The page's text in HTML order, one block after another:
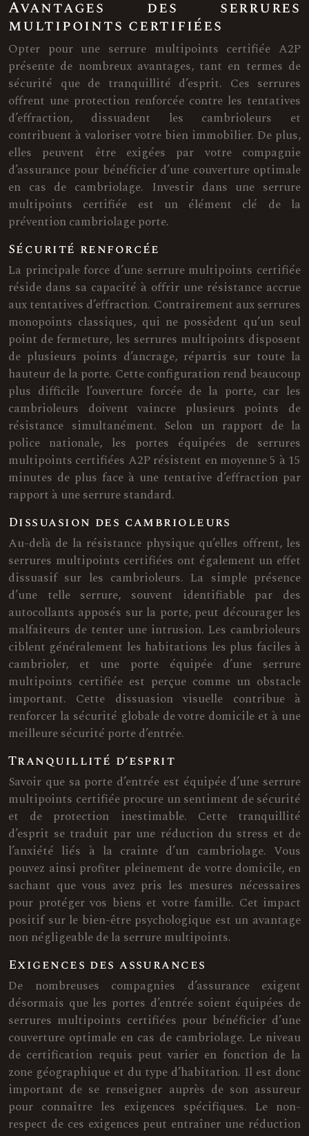
Avantages des serrures
multipoints certifiées
Opter pour une serrure multipoints certifiée A2P
présente de nombreux avantages, tant en termes de
sécurité que de tranquillité d’esprit. Ces serrures
offrent une protection renforcée contre les tentatives
d’effraction, dissuadent les cambrioleurs et
contribuent à valoriser votre bien immobilier. De plus,
elles peuvent être exigées par votre compagnie
d’assurance pour bénéficier d’une couverture optimale
en cas de cambriolage. Investir dans une serrure
multipoints certifiée est un élément clé de la
prévention cambriolage porte.
Sécurité renforcée
La principale force d’une serrure multipoints certifiée
réside dans sa capacité à offrir une résistance accrue
aux tentatives d’effraction. Contrairement aux serrures
monopoints classiques, qui ne possèdent qu’un seul
point de fermeture, les serrures multipoints disposent
de plusieurs points d’ancrage, répartis sur toute la
hauteur de la porte. Cette configuration rend beaucoup
plus difficile l’ouverture forcée de la porte, car les
cambrioleurs doivent vaincre plusieurs points de
résistance simultanément. Selon un rapport de la
police nationale, les portes équipées de serrures
multipoints certifiées A2P résistent en moyenne 5 à 15
minutes de plus face à une tentative d’effraction par
rapport à une serrure standard.
Dissuasion des cambrioleurs
Au-delà de la résistance physique qu’elles offrent, les
serrures multipoints certifiées ont également un effet
dissuasif sur les cambrioleurs. La simple présence
d’une telle serrure, souvent identifiable par des
autocollants apposés sur la porte, peut décourager les
malfaiteurs de tenter une intrusion. Les cambrioleurs
ciblent généralement les habitations les plus faciles à
cambrioler, et une porte équipée d’une serrure
multipoints certifiée est perçue comme un obstacle
important. Cette dissuasion visuelle contribue à
renforcer la sécurité globale de votre domicile et à une
meilleure sécurité porte d’entrée.
Tranquillité d’esprit
Savoir que sa porte d’entrée est équipée d’une serrure
multipoints certifiée procure un sentiment de sécurité
et de protection inestimable. Cette tranquillité
d’esprit se traduit par une réduction du stress et de
l’anxiété liés à la crainte d’un cambriolage. Vous
pouvez ainsi profiter pleinement de votre domicile, en
sachant que vous avez pris les mesures nécessaires
pour protéger vos biens et votre famille. Cet impact
positif sur le bien-être psychologique est un avantage
non négligeable de la serrure multipoints.
Exigences des assurances
De nombreuses compagnies d’assurance exigent
désormais que les portes d’entrée soient équipées de
serrures multipoints certifiées pour bénéficier d’une
couverture optimale en cas de cambriolage. Le niveau
de certification requis peut varier en fonction de la
zone géographique et du type d’habitation. Il est donc
important de se renseigner auprès de son assureur
pour connaître les exigences spécifiques. Le non-
respect de ces exigences peut entraîner une réduction